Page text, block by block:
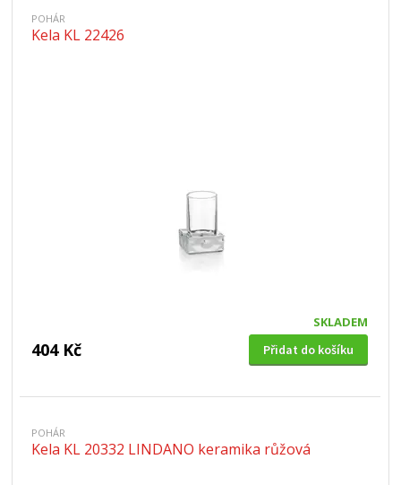
POHÁR
Kela KL 22426
SKLADEM
404 Kč Přidat do košíku
POHÁR
Kela KL 20332 LINDANO keramika růžová